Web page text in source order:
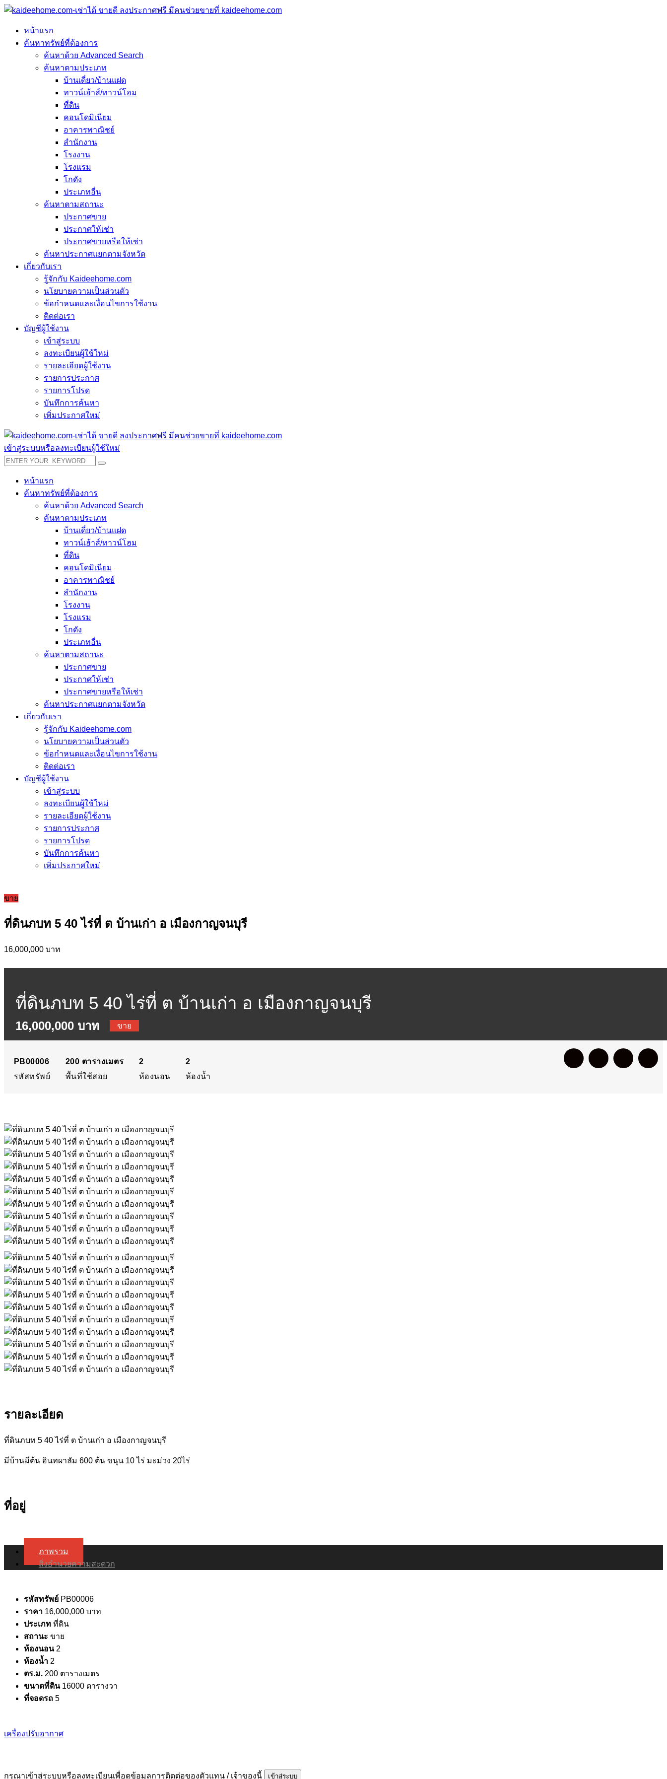
หน้าแรก
ค้นหาทรัพย์ที่ต้องการ
ค้นหาด้วย Advanced Search
ค้นหาตามประเภท
บ้านเดี่ยว/บ้านแฝด
ทาวน์เฮ้าส์/ทาวน์โฮม
ที่ดิน
คอนโดมิเนียม
อาคารพาณิชย์
สำนักงาน
โรงงาน
โรงแรม
โกดัง
ประเภทอื่น
ค้นหาตามสถานะ
ประกาศขาย
ประกาศให้เช่า
ประกาศขายหรือให้เช่า
ค้นหาประกาศแยกตามจังหวัด
เกี่ยวกับเรา
รู้จักกับ Kaideehome.com
นโยบายความเป็นส่วนตัว
ข้อกำหนดและเงื่อนไขการใช้งาน
ติดต่อเรา
บัญชีผู้ใช้งาน
เข้าสู่ระบบ
ลงทะเบียนผู้ใช้ใหม่
รายละเอียดผู้ใช้งาน
รายการประกาศ
รายการโปรด
บันทึกการค้นหา
เพิ่มประกาศใหม่
เข้าสู่ระบบหรือลงทะเบียนผู้ใช้ใหม่
หน้าแรก
ค้นหาทรัพย์ที่ต้องการ
ค้นหาด้วย Advanced Search
ค้นหาตามประเภท
บ้านเดี่ยว/บ้านแฝด
ทาวน์เฮ้าส์/ทาวน์โฮม
ที่ดิน
คอนโดมิเนียม
อาคารพาณิชย์
สำนักงาน
โรงงาน
โรงแรม
โกดัง
ประเภทอื่น
ค้นหาตามสถานะ
ประกาศขาย
ประกาศให้เช่า
ประกาศขายหรือให้เช่า
ค้นหาประกาศแยกตามจังหวัด
เกี่ยวกับเรา
รู้จักกับ Kaideehome.com
นโยบายความเป็นส่วนตัว
ข้อกำหนดและเงื่อนไขการใช้งาน
ติดต่อเรา
บัญชีผู้ใช้งาน
เข้าสู่ระบบ
ลงทะเบียนผู้ใช้ใหม่
รายละเอียดผู้ใช้งาน
รายการประกาศ
รายการโปรด
บันทึกการค้นหา
เพิ่มประกาศใหม่
ขาย
ที่ดินภบท 5 40 ไร่ที่ ต บ้านเก่า อ เมืองกาญจนบุรี
16,000,000 บาท
ที่ดินภบท 5 40 ไร่ที่ ต บ้านเก่า อ เมืองกาญจนบุรี
16,000,000 บาท ขาย
PB00006
รหัสทรัพย์
200 ตารางเมตร
พื้นที่ใช้สอย
2
ห้องนอน
2
ห้องน้ำ
รายละเอียด
ที่ดินภบท 5 40 ไร่ที่ ต บ้านเก่า อ เมืองกาญจนบุรี
มีบ้านมีต้น อินทผาลัม 600 ต้น ขนุน 10 ไร่ มะม่วง 20ไร่
ที่อยู่
ภาพรวม
สิ่งอำนวยความสะดวก
รหัสทรัพย์ PB00006
ราคา 16,000,000 บาท
ประเภท ที่ดิน
สถานะ ขาย
ห้องนอน 2
ห้องน้ำ 2
ตร.ม. 200 ตารางเมตร
ขนาดที่ดิน 16000 ตารางวา
ที่จอดรถ 5
เครื่องปรับอากาศ
กรุณาเข้าสู่ระบบหรือลงทะเบียนเพื่อดูข้อมูลการติดต่อของตัวแทน / เจ้าของนี้ เข้าสู่ระบบ